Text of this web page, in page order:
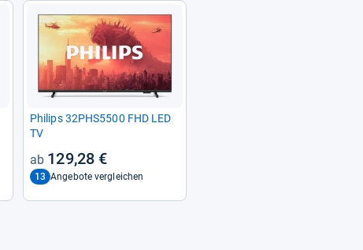
Phi­lips 32PHS5500 FHD LED
TV
129,28 €
13 Angebote vergleichen